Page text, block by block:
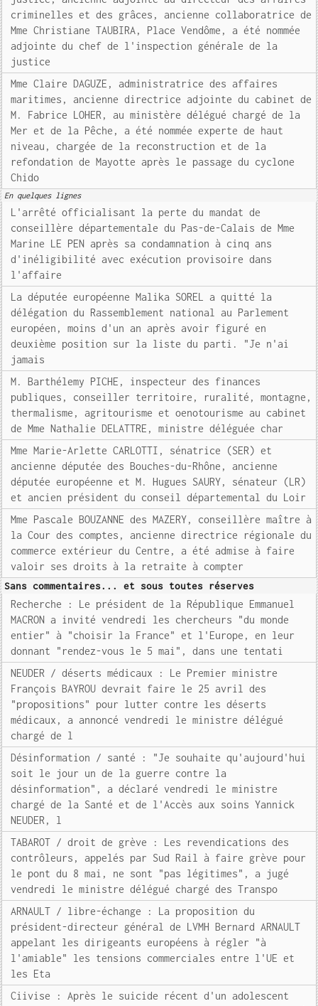
criminelles et des grâces, ancienne collaboratrice de
Mme Christiane TAUBIRA, Place Vendôme, a été nommée
adjointe du chef de l'inspection générale de la
justice
Mme Claire DAGUZE, administratrice des affaires
maritimes, ancienne directrice adjointe du cabinet de
M. Fabrice LOHER, au ministère délégué chargé de la
Mer et de la Pêche, a été nommée experte de haut
niveau, chargée de la reconstruction et de la
refondation de Mayotte après le passage du cyclone
Chido
En quelques lignes
L'arrêté officialisant la perte du mandat de
conseillère départementale du Pas-de-Calais de Mme
Marine LE PEN après sa condamnation à cinq ans
d'inéligibilité avec exécution provisoire dans
l'affaire
La députée européenne Malika SOREL a quitté la
délégation du Rassemblement national au Parlement
européen, moins d'un an après avoir figuré en
deuxième position sur la liste du parti. "Je n'ai
jamais
M. Barthélemy PICHE, inspecteur des finances
publiques, conseiller territoire, ruralité, montagne,
thermalisme, agritourisme et oenotourisme au cabinet
de Mme Nathalie DELATTRE, ministre déléguée char
Mme Marie-Arlette CARLOTTI, sénatrice (SER) et
ancienne députée des Bouches-du-Rhône, ancienne
députée européenne et M. Hugues SAURY, sénateur (LR)
et ancien président du conseil départemental du Loir
Mme Pascale BOUZANNE des MAZERY, conseillère maître à
la Cour des comptes, ancienne directrice régionale du
commerce extérieur du Centre, a été admise à faire
valoir ses droits à la retraite à compter
Sans commentaires... et sous toutes réserves
Recherche : Le président de la République Emmanuel
MACRON a invité vendredi les chercheurs "du monde
entier" à "choisir la France" et l'Europe, en leur
donnant "rendez-vous le 5 mai", dans une tentati
NEUDER / déserts médicaux : Le Premier ministre
François BAYROU devrait faire le 25 avril des
"propositions" pour lutter contre les déserts
médicaux, a annoncé vendredi le ministre délégué
chargé de l
Désinformation / santé : "Je souhaite qu'aujourd'hui
soit le jour un de la guerre contre la
désinformation", a déclaré vendredi le ministre
chargé de la Santé et de l'Accès aux soins Yannick
NEUDER, l
TABAROT / droit de grève : Les revendications des
contrôleurs, appelés par Sud Rail à faire grève pour
le pont du 8 mai, ne sont "pas légitimes", a jugé
vendredi le ministre délégué chargé des Transpo
ARNAULT / libre-échange : La proposition du
président-directeur général de LVMH Bernard ARNAULT
appelant les dirigeants européens à régler "à
l'amiable" les tensions commerciales entre l'UE et
les Eta
Ciivise : Après le suicide récent d'un adolescent